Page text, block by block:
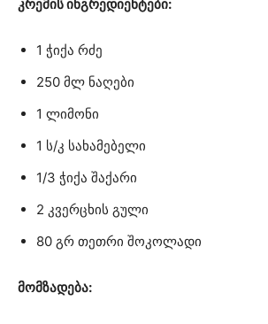
კრემის ინგრედიენტები:
1 ჭიქა რძე
250 მლ ნაღები
1 ლიმონი
1 ს/კ სახამებელი
1/3 ჭიქა შაქარი
2 კვერცხის გული
80 გრ თეთრი შოკოლადი
მომზადება: